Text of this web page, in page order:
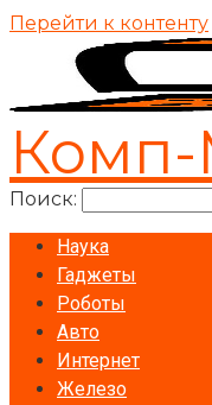
Перейти к контенту
Поиск:
Наука
Гаджеты
Роботы
Авто
Интернет
Железо